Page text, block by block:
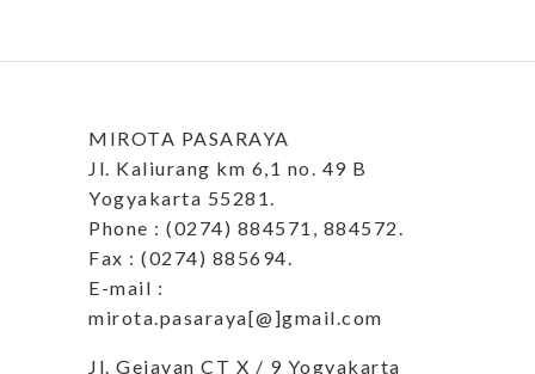
MIROTA PASARAYA
Jl. Kaliurang km 6,1 no. 49 B
Yogyakarta 55281.
Phone : (0274) 884571, 884572.
Fax : (0274) 885694.
E-mail :
mirota.pasaraya[@]gmail.com
Jl. Gejayan CT X / 9 Yogyakarta